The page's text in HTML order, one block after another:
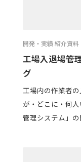
開発・実績 紹介資料
工場入退場管
グ
工場内の作業者
が・どこに・何
管理システム」の